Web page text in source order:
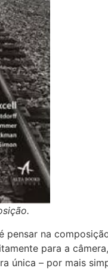
na
para a
única – por mais